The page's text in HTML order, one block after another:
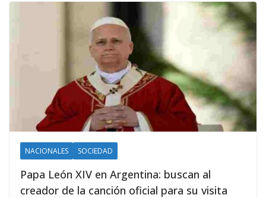
NACIONALES SOCIEDAD
Papa León XIV en Argentina: buscan al
creador de la canción oficial para su visita